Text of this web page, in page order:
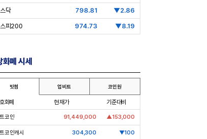
] 한화에어로스페이스
산화 가능할까
[Epic Why] 코오롱 이규호
3상 실패 1주일만에 티슈진 2억 매
수 왜?
닥 798.81 ▼2.86
피200 974.73 ▼8.19
화폐 시세
빗썸 업비트 코인원
화폐 현재가 기준대비
코인 91,449,000 ▲153,000
코인캐시 304,300 ▼100